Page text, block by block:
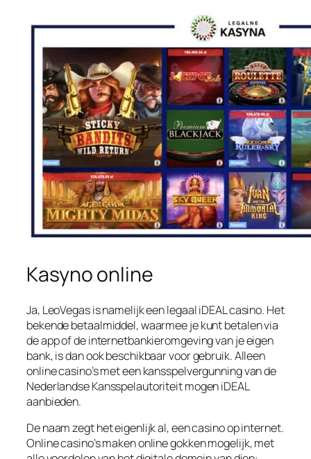
Kasyno online
Ja, LeoVegas is namelijk een legaal iDEAL casino. Het
bekende betaalmiddel, waarmee je kunt betalen via
de app of de internetbankieromgeving van je eigen
bank, is dan ook beschikbaar voor gebruik. Alleen
online casino’s met een kansspelvergunning van de
Nederlandse Kansspelautoriteit mogen iDEAL
aanbieden.
De naam zegt het eigenlijk al, een casino op internet.
Online casino’s maken online gokken mogelijk, met